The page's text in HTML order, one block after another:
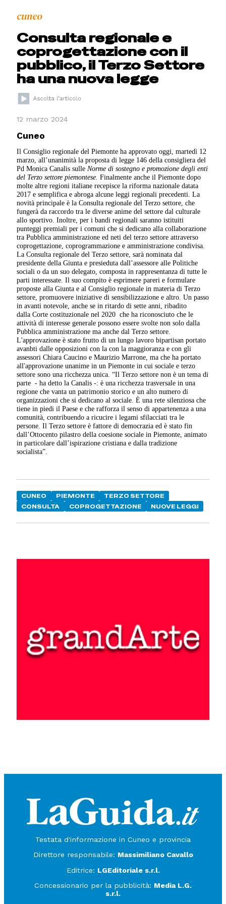
cuneo
Consulta regionale e
coprogettazione con il
pubblico, il Terzo Settore
ha una nuova legge
12 marzo 2024
Cuneo
Il Consiglio regionale del Piemonte ha approvato oggi, martedì 12
marzo, all’unanimità la proposta di legge 146 della consigliera del
Pd Monica Canalis sulleNorme di sostegno e promozione degli enti
del Terzo settore piemontese.Finalmente anche il Piemonte dopo
molte altre regioni italiane recepisce la riforma nazionale datata
2017 e semplifica e abroga alcune leggi regionali precedenti. La
novità principale è la Consulta regionale del Terzo settore, che
fungerà da raccordo tra le diverse anime del settore dal culturale
allo sportivo. Inoltre, per i bandi regionali saranno istituiti
punteggi premiali per i comuni che si dedicano alla collaborazione
tra Pubblica amministrazione ed neti del terzo settore attraverso
coprogettazione, coprogrammazione e amministrazione condivisa.
La Consulta regionale del Terzo settore, sarà nominata dal
presidente della Giunta e presieduta dall’assessore alle Politiche
sociali o da un suo delegato, composta in rappresentanza di tutte le
parti interessate. Il suo compito è esprimere pareri e formulare
proposte alla Giunta e al Consiglio regionale in materia di Terzo
settore, promuovere iniziative di sensibilizzazione e altro. Un passo
in avanti notevole, anche se in ritardo di sette anni, ribadito
dalla Corte costituzionale nel 2020 che ha riconosciuto che le
attività di interesse generale possono essere svolte non solo dalla
Pubblica amministrazione ma anche dal Terzo settore.
L'approvazione è stato frutto di un lungo lavoro bipartisan portato
avanbti dalle opposizioni con la con la maggioranza e con gli
assessori Chiara Caucino e Maurizio Marrone, ma che ha portato
all'approvazione unanime in un Piemonte in cui sociale e terzo
settore sono una ricchezza unica. “Il Terzo settore non è un tema di
parte - ha detto la Canalis -: è una ricchezza trasversale in una
regione che vanta un patrimonio storico e un alto numero di
organizzazioni che si dedicano al sociale. È una rete silenziosa che
tiene in piedi il Paese e che rafforza il senso di appartenenza a una
comunità, contribuendo a ricucire i legami sfilacciati tra le
persone. Il Terzo settore è fattore di democrazia ed è stato fin
dall’Ottocento pilastro della coesione sociale in Piemonte, animato
in particolare dall’ispirazione cristiana e dalla tradizione
socialista”.
CUNEO PIEMONTE
TERZO SETTORE
CONSULTA
COPROGETTAZIONE NUOVE LEGGI
Testata d'informazione in Cuneo e provincia
Direttore responsabile: Massimiliano Cavallo
Editrice: LGEditoriale s.r.l.
Concessionario per la pubblicità: Media L.G.
s.r.l.